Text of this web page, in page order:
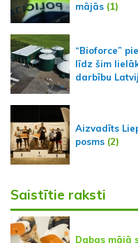
mājās (1)
“Bioforce”
līdz šim
darbību
Aizvadīts
posms (2)
Saistītie raksti
Dabas mājā